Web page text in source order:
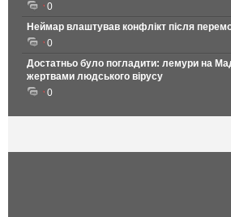
0
Неймар влаштував конфлікт після
0
Достатньо було погладити: лемури на
жертвами людського вірусу
0